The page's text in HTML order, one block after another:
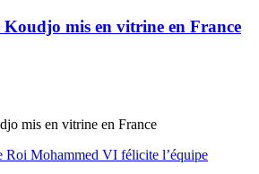
Koudjo mis en vitrine en France
mis en vitrine en France